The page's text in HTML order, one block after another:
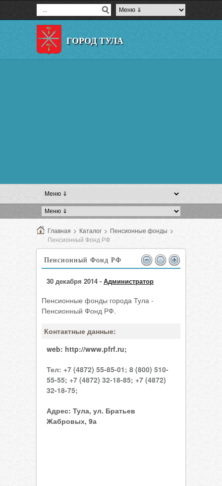
ГОРОД ТУЛА
Главная > Каталог > Пенсионные фонды >
Пенсионный Фонд РФ
Пенсионный Фонд РФ
30 декабря 2014 - Администратор
Пенсионные фонды города Тула -
Пенсионный Фонд РФ.
Контактные данные:
web: http://www.pfrf.ru;
Тел: +7 (4872) 55-85-01; 8 (800) 510-
55-55; +7 (4872) 32-18-85; +7 (4872)
32-18-75;
Адрес: Тула, ул. Братьев
Жабровых, 9а